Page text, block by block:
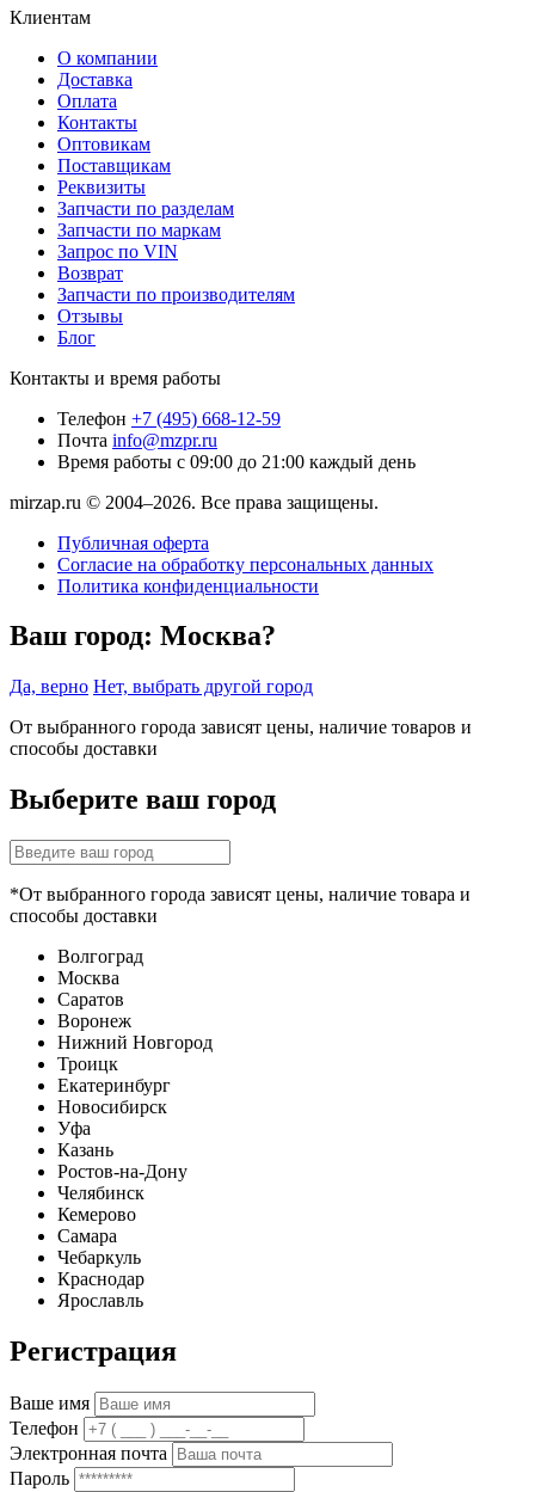
Клиентам
О компании
Доставка
Оплата
Контакты
Оптовикам
Поставщикам
Реквизиты
Запчасти по разделам
Запчасти по маркам
Запрос по VIN
Возврат
Запчасти по производителям
Отзывы
Блог
Контакты и время работы
Телефон +7 (495) 668-12-59
Почта info@mzpr.ru
Время работы с 09:00 до 21:00 каждый день
mirzap.ru © 2004–2026. Все права защищены.
Публичная оферта
Согласие на обработку персональных данных
Политика конфиденциальности
Ваш город: Москва?
Да, верно Нет, выбрать другой город
От выбранного города зависят цены, наличие товаров и
способы доставки
Выберите ваш город
*От выбранного города зависят цены, наличие товара и
способы доставки
Волгоград
Москва
Саратов
Воронеж
Нижний Новгород
Троицк
Екатеринбург
Новосибирск
Уфа
Казань
Ростов-на-Дону
Челябинск
Кемерово
Самара
Чебаркуль
Краснодар
Ярославль
Регистрация
Ваше имя
Телефон
Электронная почта
Пароль